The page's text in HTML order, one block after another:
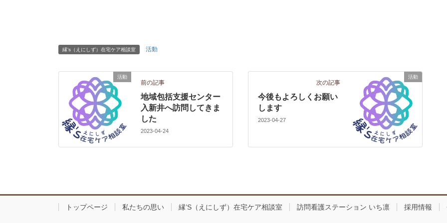
縁’s（えにしず）在宅ケア相談室 活動
活動
前の記事
地域包括支援センター
入新井へ訪問してきま
した
2023-04-24
活動
次の記事
今後もよろしくお願い
します
2023-04-27
トップページ 私たちの思い 縁’S（えにしず）在宅ケア相談室 訪問看護ステーション いち凛 採用情報